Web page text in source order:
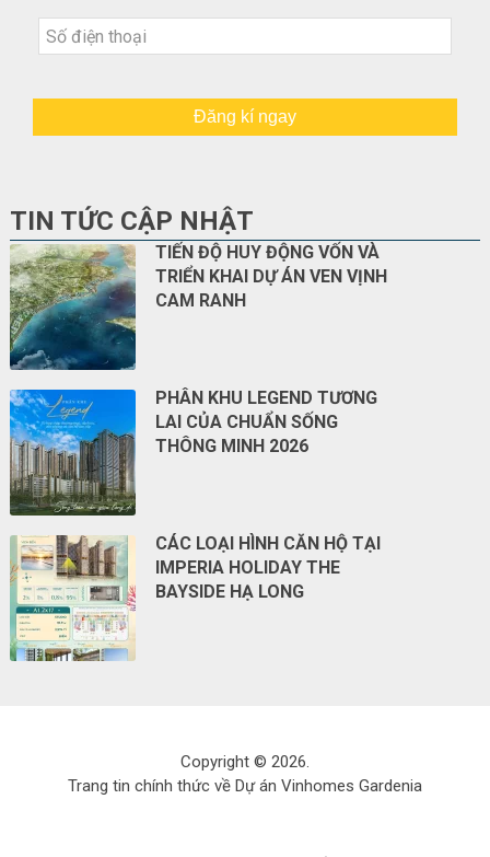
Đăng kí ngay
TIN TỨC CẬP NHẬT
TIẾN ĐỘ HUY ĐỘNG VỐN VÀ
TRIỂN KHAI DỰ ÁN VEN VỊNH
CAM RANH
PHÂN KHU LEGEND TƯƠNG
LAI CỦA CHUẨN SỐNG
THÔNG MINH 2026
CÁC LOẠI HÌNH CĂN HỘ TẠI
IMPERIA HOLIDAY THE
BAYSIDE HẠ LONG
Copyright © 2026.
Trang tin chính thức về Dự án Vinhomes Gardenia